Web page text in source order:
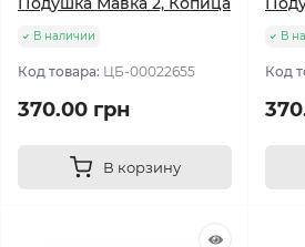
В наличии
Код товара: ЦБ-00022655
370.00 грн
В корзину
В
Код